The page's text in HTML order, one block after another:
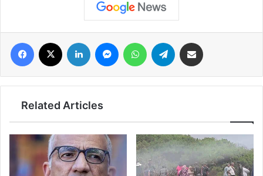
فيسبوك لينكدإن ماسنجر واتساب تيلقرام مشاركة عبر البريد
Related Articles